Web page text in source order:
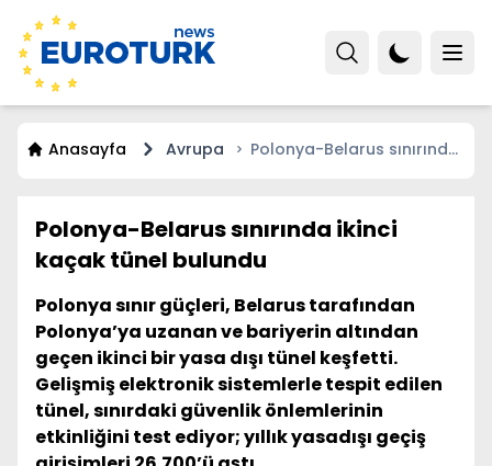
Anasayfa Avrupa
Polonya-Belarus sınırında
Polonya-Belarus sınırında ikinci
kaçak tünel bulundu
Polonya sınır güçleri, Belarus tarafından
Polonya’ya uzanan ve bariyerin altından
geçen ikinci bir yasa dışı tünel keşfetti.
Gelişmiş elektronik sistemlerle tespit edilen
tünel, sınırdaki güvenlik önlemlerinin
etkinliğini test ediyor; yıllık yasadışı geçiş